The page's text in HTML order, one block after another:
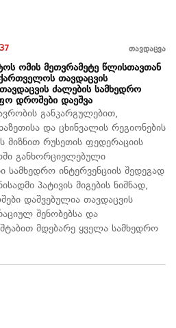
თავდაცვა
ომის მეთვრამეტე წლისთავთან
თავდაცვის
ძალების სამხედრო
დროშები დაეშვა
განკარგულებით,
და ცხინვალის რეგიონების
მიზნით რუსეთის ფედერაციის
განხორციელებული
სამხედრო ინტერვენციის შედეგად
პატივის მიგების ნიშნად,
დაშვებულია თავდაცვის
შენობებსა და
მდებარე ყველა სამხედრო